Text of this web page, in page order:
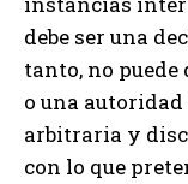
debe ser una
tanto, no puede
o una
arbitraria y
con lo que